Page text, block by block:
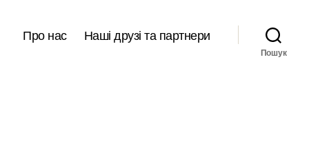
Про нас Наші друзі та партнери
Пошук